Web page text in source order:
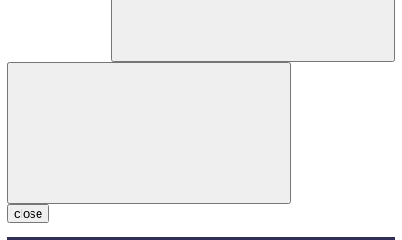
close